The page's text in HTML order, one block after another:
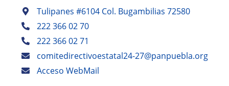
Tulipanes #6104 Col. Bugambilias 72580
222 366 02 70
222 366 02 71
comitedirectivoestatal24-27@panpuebla.org
Acceso WebMail